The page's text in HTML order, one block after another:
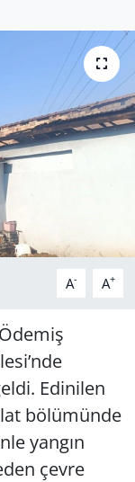
A- A+
Edinilen
bölümünde
yangın
çevre